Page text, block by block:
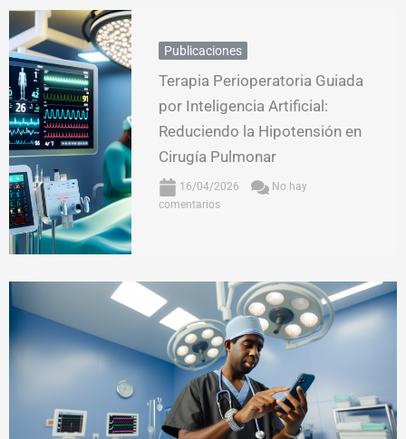
Publicaciones
Terapia Perioperatoria Guiada
por Inteligencia Artificial:
Reduciendo la Hipotensión en
Cirugía Pulmonar
16/04/2026
No hay
comentarios